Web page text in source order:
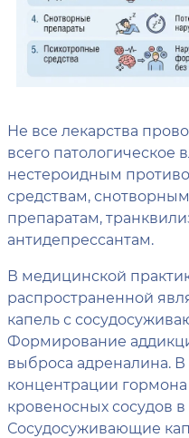
Не все лекарства
всего патологическое
нестероидным
средствам,
препаратам,
антидепрессантам.
В медицинской
распространенной
капель с
Формирование
выброса адреналина.
концентрации
кровеносных сосудов в
Сосудосуживающие